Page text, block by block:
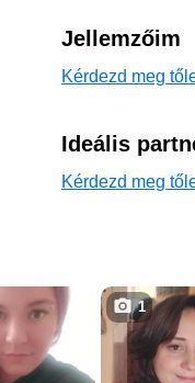
Jellemzőim
Kérdezd meg
Ideális
Kérdezd meg
1